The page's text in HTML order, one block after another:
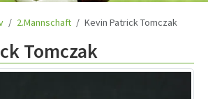
2.Mannschaft Kevin Patrick Tomczak
Tomczak